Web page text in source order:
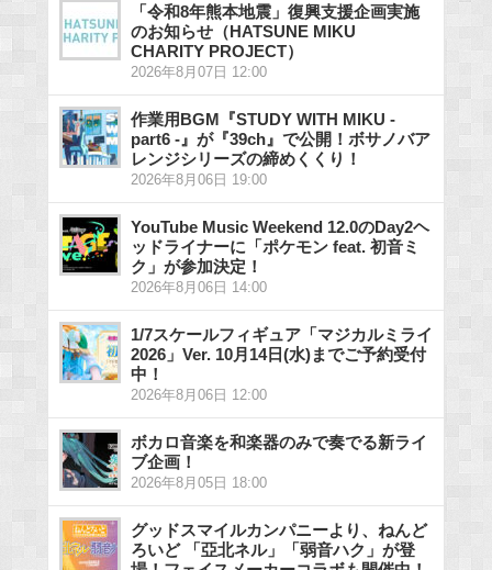
「令和8年熊本地震」復興支援企画実施
のお知らせ（HATSUNE MIKU
CHARITY PROJECT）
2026年8月07日 12:00
作業用BGM『STUDY WITH MIKU -
part6 -』が『39ch』で公開！ボサノバア
レンジシリーズの締めくくり！
2026年8月06日 19:00
YouTube Music Weekend 12.0のDay2ヘ
ッドライナーに「ポケモン feat. 初音ミ
ク」が参加決定！
2026年8月06日 14:00
1/7スケールフィギュア「マジカルミライ
2026」Ver. 10月14日(水)までご予約受付
中！
2026年8月06日 12:00
ボカロ音楽を和楽器のみで奏でる新ライ
ブ企画！
2026年8月05日 18:00
グッドスマイルカンパニーより、ねんど
ろいど 「亞北ネル」「弱音ハク」が登